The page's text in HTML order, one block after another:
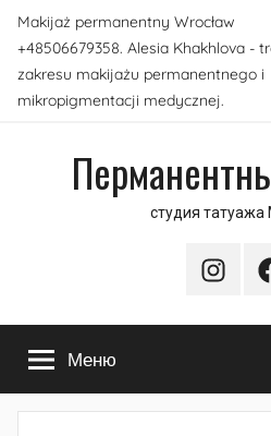
Перейти
содержимому
Makijaż permanentny Wrocław
+48506679358. Alesia Khakhlova -
zakresu makijażu permanentnego i
mikropigmentacji medycznej.
студия татуажа
Меню